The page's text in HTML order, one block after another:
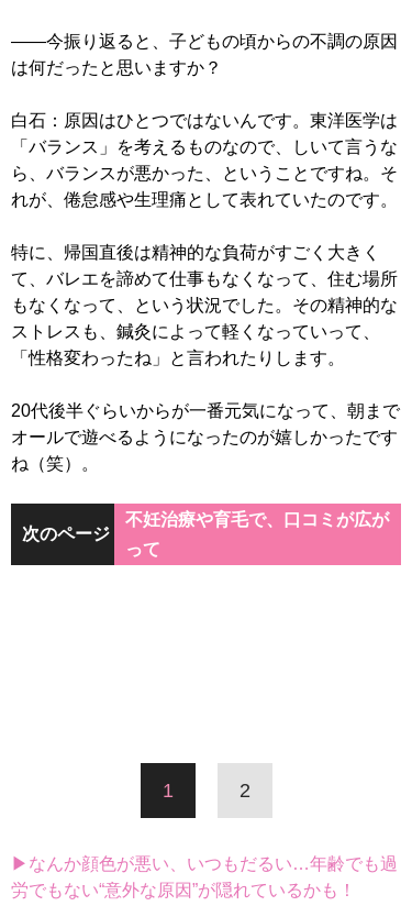
――今振り返ると、子どもの頃からの不調の原因
は何だったと思いますか？
白石：原因はひとつではないんです。東洋医学は
「バランス」を考えるものなので、しいて言うな
ら、バランスが悪かった、ということですね。そ
れが、倦怠感や生理痛として表れていたのです。
特に、帰国直後は精神的な負荷がすごく大きく
て、バレエを諦めて仕事もなくなって、住む場所
もなくなって、という状況でした。その精神的な
ストレスも、鍼灸によって軽くなっていって、
「性格変わったね」と言われたりします。
20代後半ぐらいからが一番元気になって、朝まで
オールで遊べるようになったのが嬉しかったです
ね（笑）。
次のページ
不妊治療や育毛で、口コミが広が
って
1 2
▶なんか顔色が悪い、いつもだるい…年齢でも過
労でもない“意外な原因”が隠れているかも！